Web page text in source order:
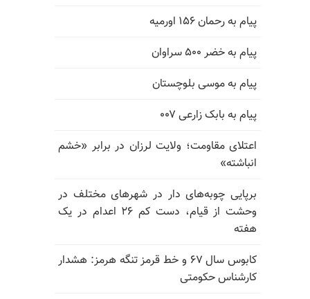
پیام به رحمان ۱۵۶ اورمیه
پیام به خضر ۵۰۰ سراوان
پیام به موسی بلوچستان
پیام به بابک زارعی ۰۰۷
اعتلای مقاومت؛ ولایت لرزان در برابر «خشم
انباشته»
برپایی چوبه‌های دار در شهرهای مختلف در
وحشت از قیام، دست کم ۲۶ اعدام در یک
هفته
کابوس سال ۶۷ و خط قرمز تنگه هرمز: هشدار
کارشناس حکومتی